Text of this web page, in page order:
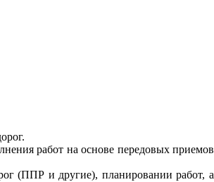
работ на основе передовых приемов
(ППР и другие), планировании работ, а